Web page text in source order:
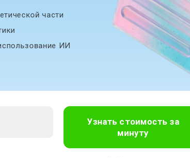
части
ИИ
Узнать стоимость за
минуту